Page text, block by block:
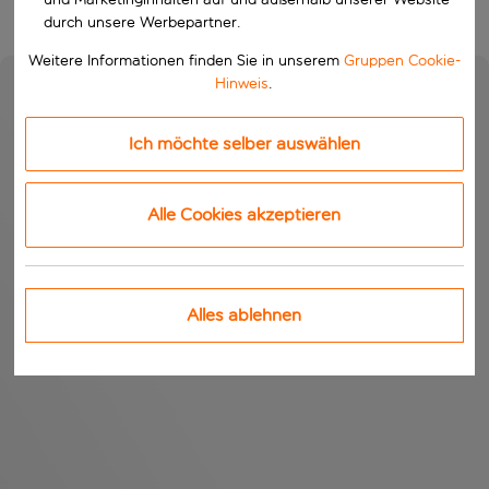
durch unsere Werbepartner.
Weitere Informationen finden Sie in unserem Gruppen Cookie-
Hinweis.
Ich möchte selber auswählen
Alle Cookies akzeptieren
Alles ablehnen